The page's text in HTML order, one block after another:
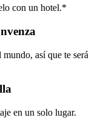
con un hotel.*
así que te será
en un solo lugar.